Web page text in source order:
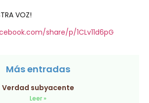
VOZ!
share/p/1CLv11d6pG
Más entradas
Verdad subyacente
Leer »